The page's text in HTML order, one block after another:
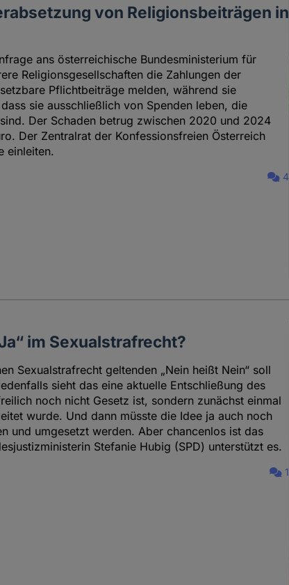
von Religionsbeiträgen in
ans österreichische Bundesministerium für
Religionsgesellschaften die Zahlungen der
Pflichtbeiträge melden, während sie
sie ausschließlich von Spenden leben, die
Der Schaden betrug zwischen 2020 und 2024
Der Zentralrat der Konfessionsfreien Österreich
einleiten.
4
im Sexualstrafrecht?
Sexualstrafrecht geltenden „Nein heißt Nein“ soll
sieht das eine aktuelle Entschließung des
noch nicht Gesetz ist, sondern zunächst einmal
wurde. Und dann müsste die Idee ja auch noch
und umgesetzt werden. Aber chancenlos ist das
Stefanie Hubig (SPD) unterstützt es.
1